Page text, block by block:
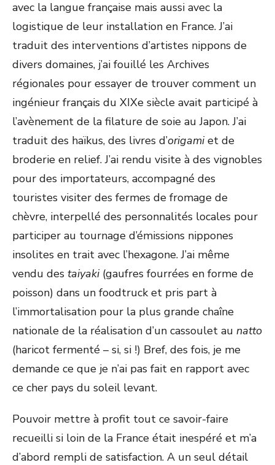
avec la langue française mais aussi avec la
logistique de leur installation en France. J’ai
traduit des interventions d’artistes nippons de
divers domaines, j’ai fouillé les Archives
régionales pour essayer de trouver comment un
ingénieur français du XIXe siècle avait participé à
l’avènement de la filature de soie au Japon. J’ai
traduit des haïkus, des livres d’origamiet de
broderie en relief. J’ai rendu visite à des vignobles
pour des importateurs, accompagné des
touristes visiter des fermes de fromage de
chèvre, interpellé des personnalités locales pour
participer au tournage d’émissions nippones
insolites en trait avec l’hexagone. J’ai même
vendu des taiyaki(gaufres fourrées en forme de
poisson) dans un foodtruck et pris part à
l’immortalisation pour la plus grande chaîne
nationale de la réalisation d’un cassoulet au natto
(haricot fermenté – si, si !) Bref, des fois, je me
demande ce que je n’ai pas fait en rapport avec
ce cher pays du soleil levant.
Pouvoir mettre à profit tout ce savoir-faire
recueilli si loin de la France était inespéré et m’a
d’abord rempli de satisfaction. A un seul détail